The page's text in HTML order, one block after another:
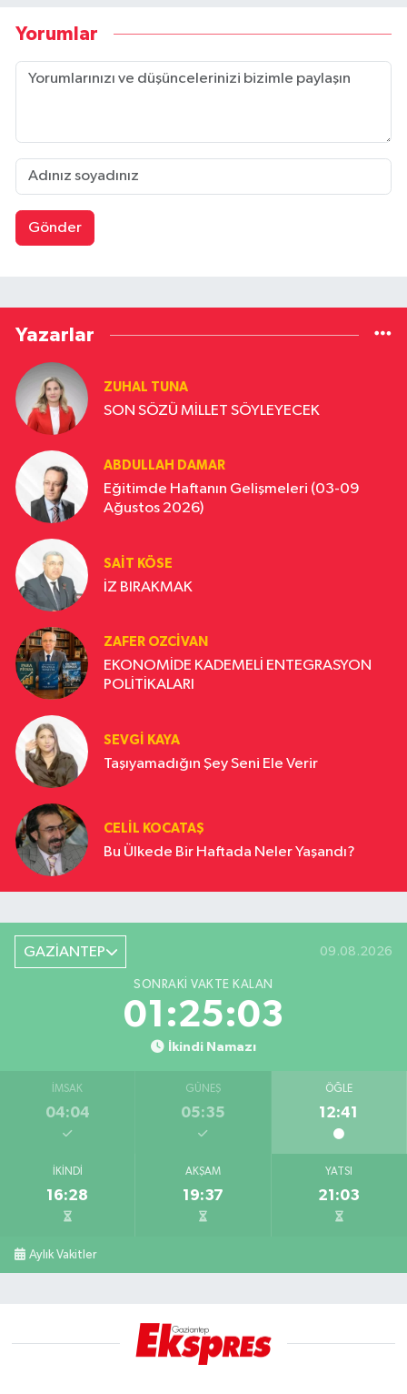
göze alırız. Ama yine de hayatı ileriye taşıyan
seçimlerimizi düşündüğümüzde suçluluk veya
hem de eksiklikleriyle kendi hayatımızın
sorumluluğunu alabilmektir. Amacı Her Gün
aslında hayatın amacına verdiğimiz cevaptır.
gözden geçirmenin yoludur. Amaç dediğimiz
şey, büyük sözlerden çok, küçük ve bilinçli
bir yaşam yoludur. Hayatın amacını bulmak için
mucizevi bir cevaba ihtiyacımız yok. Her gün
attığımız küçük adımlar, yaptığımız seçimler
yaptıklarım, olmak istediğim insanla örtüşüyor
onları bir ders olarak görün. Geleceğin
normaldir, ama unutmayın: Cesaret, korkunun
yapabilmektir. Hayatın anlamı, bir başkasının
bize sunacağı hazır bir reçetede değil; bizim
Cesaretle seçen, hayatına yön veren insan
Yorumlar
Gönder
Yazarlar
ZUHAL TUNA
SON SÖZÜ MİLLET SÖYLEYECEK
ABDULLAH DAMAR
Eğitimde Haftanın Gelişmeleri (03-09
Ağustos 2026)
SAIT KÖSE
İZ BIRAKMAK
ZAFER OZCIVAN
EKONOMİDE KADEMELİ ENTEGRASYON
POLİTİKALARI
SEVGI KAYA
Taşıyamadığın Şey Seni Ele Verir
CELIL KOCATAŞ
Bu Ülkede Bir Haftada Neler Yaşandı?
GAZİANTEP 09.08.2026
SONRAKI VAKTE KALAN
01:25:02
İkindi Namazı
İMSAK
04:04
GÜNEŞ
05:35
ÖĞLE
12:41
İKINDI
16:28
AKŞAM
19:37
YATSI
21:03
Aylık Vakitler